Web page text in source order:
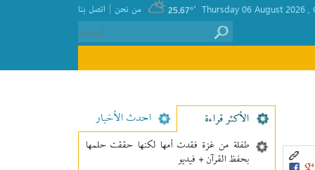
اتصل بنا | من نحن 25.67°
الأکثر قراءة احدث الأخبار
طفلة من غزة فقدت أمها لكنها حققت حلمها
بحفظ القرآن + فيديو